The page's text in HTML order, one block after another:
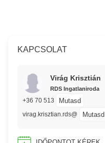
KAPCSOLAT
Virág Krisztián
RDS Ingatlaniroda
+36 70 513 Mutasd
virag.krisztian.rds@ Mutasd